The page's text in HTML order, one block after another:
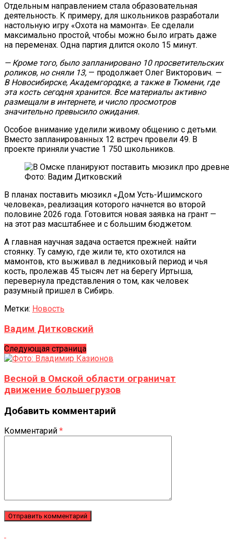
Отдельным направлением стала образовательная
деятельность. К примеру, для школьников разработали
настольную игру «Охота на мамонта». Ее сделали
максимально простой, чтобы можно было играть даже
на переменах. Одна партия длится около 15 минут.
— Кроме того, было запланировано 10 просветительских
роликов, но сняли 13, — продолжает Олег Викторович. —
В Новосибирске, Академгородке, а также в Тюмени, где
эта кость сегодня хранится. Все материалы активно
размещали в интернете, и число просмотров
значительно превысило ожидания.
Особое внимание уделили живому общению с детьми.
Вместо запланированных 12 встреч провели 49. В
проекте приняли участие 1 750 школьников.
Фото: Вадим Дитковский
В планах поставить мюзикл «Дом Усть-Ишимского
человека», реализация которого начнется во второй
половине 2026 года. Готовится новая заявка на грант —
на этот раз масштабнее и с большим бюджетом.
А главная научная задача остается прежней: найти
стоянку. Ту самую, где жили те, кто охотился на
мамонтов, кто выживал в ледниковый период и чья
кость, пролежав 45 тысяч лет на берегу Иртыша,
перевернула представления о том, как человек
разумный пришел в Сибирь.
Метки: Новость
Вадим Дитковский
Следующая страница
Весной в Омской области ограничат
движение большегрузов
Добавить комментарий
Комментарий *